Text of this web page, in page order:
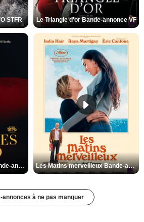
STFR Le Triangle d'or Bande-annonce VF
Les Silences de Riyad Bande-annonce VO STFR Les Matins merveilleux Bande-annonce VF
annonces à ne pas manquer